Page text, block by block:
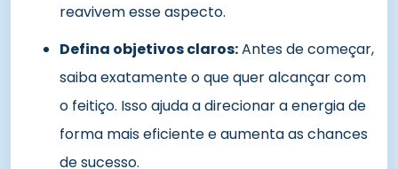
reavivem esse aspecto.
Defina objetivos claros:Antes de começar,
saiba exatamente o que quer alcançar com
o feitiço. Isso ajuda a direcionar a energia de
forma mais eficiente e aumenta as chances
de sucesso.